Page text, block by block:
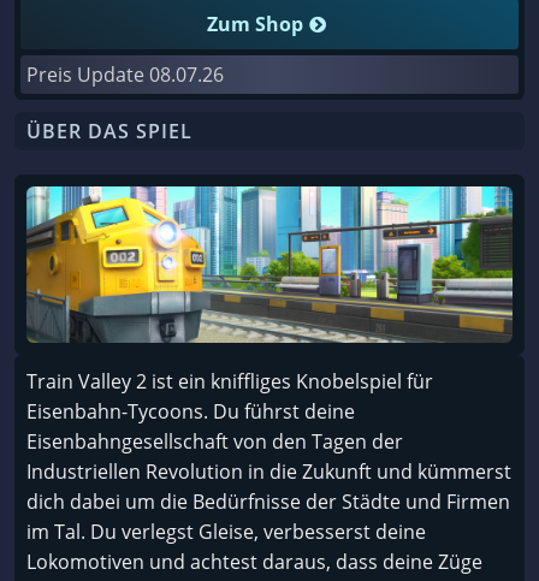
Zum Shop
Preis Update 08.07.26
ÜBER DAS SPIEL
Train Valley 2 ist ein kniffliges Knobelspiel für
Eisenbahn-Tycoons. Du führst deine
Eisenbahngesellschaft von den Tagen der
Industriellen Revolution in die Zukunft und kümmerst
dich dabei um die Bedürfnisse der Städte und Firmen
im Tal. Du verlegst Gleise, verbesserst deine
Lokomotiven und achtest daraus, dass deine Züge